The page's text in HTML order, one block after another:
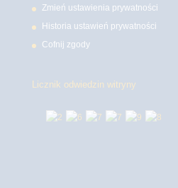
Zmień ustawienia prywatności
Historia ustawień prywatności
Cofnij zgody
Licznik odwiedzin witryny